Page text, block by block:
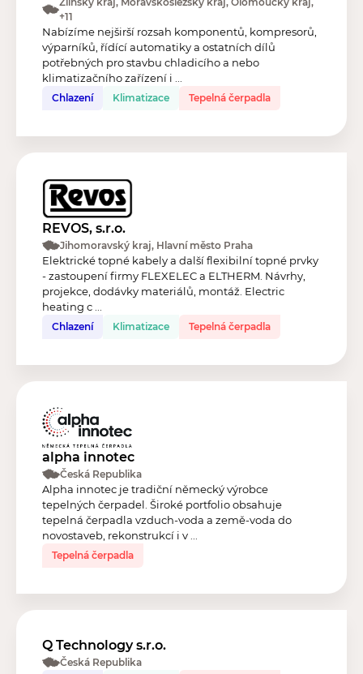
+11
Nabízíme nejširší rozsah komponentů, kompresorů,
výparníků, řídící automatiky a ostatních dílů
potřebných pro stavbu chladicího a nebo
klimatizačního zařízení i ...
Chlazení Klimatizace Tepelná čerpadla
REVOS, s.r.o.
Jihomoravský kraj, Hlavní město Praha
Elektrické topné kabely a další flexibilní topné prvky
- zastoupení firmy FLEXELEC a ELTHERM. Návrhy,
projekce, dodávky materiálů, montáž. Electric
heating c ...
Chlazení Klimatizace Tepelná čerpadla
alpha innotec
Česká Republika
Alpha innotec je tradiční německý výrobce
tepelných čerpadel. Široké portfolio obsahuje
tepelná čerpadla vzduch-voda a země-voda do
novostaveb, rekonstrukcí i v ...
Tepelná čerpadla
Q Technology s.r.o.
Česká Republika